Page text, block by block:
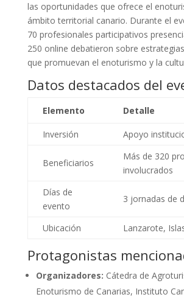
las oportunidades que ofrece el
ámbito territorial canario. Durante el
70 profesionales participativos
250 online debatieron sobre
que promuevan el enoturismo y la
Datos destacados del
Elemento Detalle
Inversión Apoyo
Beneficiarios
Más de 320
involucrados
Días de
evento
3 jornadas de
Ubicación Lanzarote,
Protagonistas
Organizadores: Cátedra de
Enoturismo de Canarias, Instituto